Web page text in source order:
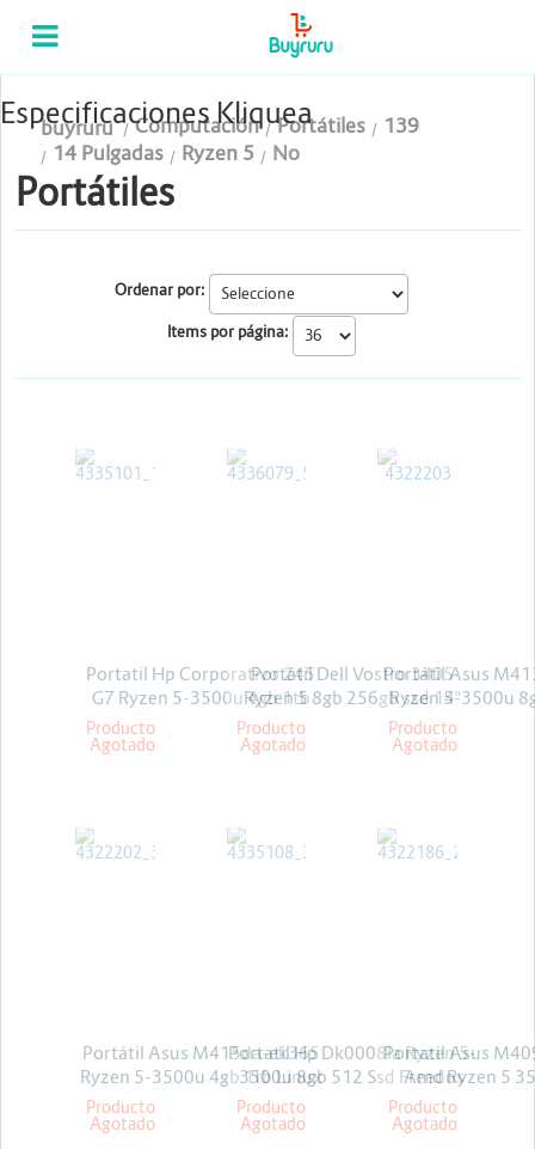
Categorias
Computación
Tablas Digitalizadoras
Celulares y Tablets
Conectividad y Redes
Especificaciones Kliquea
buyruru Computación Portátiles
139
14 Pulgadas
Ryzen 5 No
Portátiles
Ordenar por:
Items por página:
Portatil Hp Corporativo 245
G7 Ryzen 5-3500u 4gb 1tb
Win 10 Pro
HP
Producto
Agotado
Portátil Dell Vostro 3405
Ryzen 5 8gb 256gb ssd 14"
DELL
Producto
Agotado
Portátil Asus
Ryzen 5-3500u
ASUS
Producto
Agotado
Portátil Asus M415da-ek365
Ryzen 5-3500u 4gb 1tb Linux
ASUS
Producto
Agotado
Portatil Hp Dk0008la Ryzen 5-
3500u 8gb 512 Ssd Freedos
14pul + licencia Kaspersky
HP
Producto
Agotado
Portatil Asus
Amd Ryzen 5
256gb
ASUS
Producto
Agotado